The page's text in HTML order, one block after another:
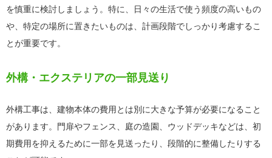
を慎重に検討しましょう。特に、日々の生活で使う頻度の高いもの
や、特定の場所に置きたいものは、計画段階でしっかり考慮するこ
とが重要です。
外構・エクステリアの一部見送り
外構工事は、建物本体の費用とは別に大きな予算が必要になること
があります。門扉やフェンス、庭の造園、ウッドデッキなどは、初
期費用を抑えるために一部を見送ったり、段階的に整備したりする